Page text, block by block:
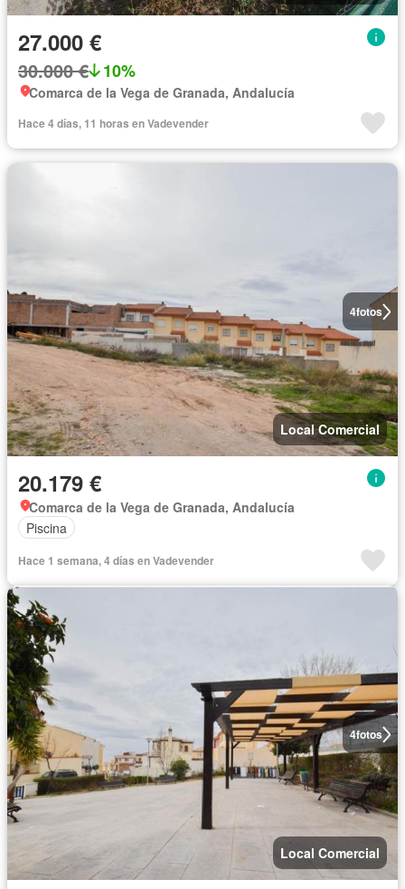
27.000 €
30.000 € 10%
Comarca de la Vega de Granada, Andalucía
Hace 4 días, 11 horas en Vadevender
4fotos
Local Comercial
20.179 €
Comarca de la Vega de Granada, Andalucía
Piscina
Hace 1 semana, 4 días en Vadevender
4fotos
Local Comercial